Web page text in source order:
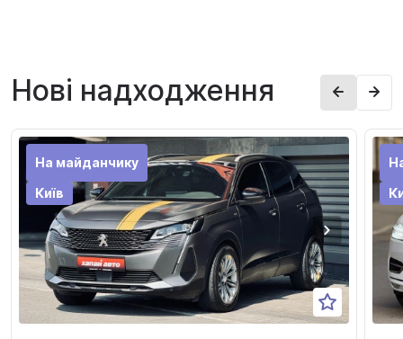
Нові надходження
На майданчику
Київ